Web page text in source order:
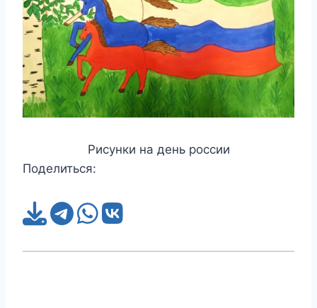
Рисунки на день россии
Поделиться: